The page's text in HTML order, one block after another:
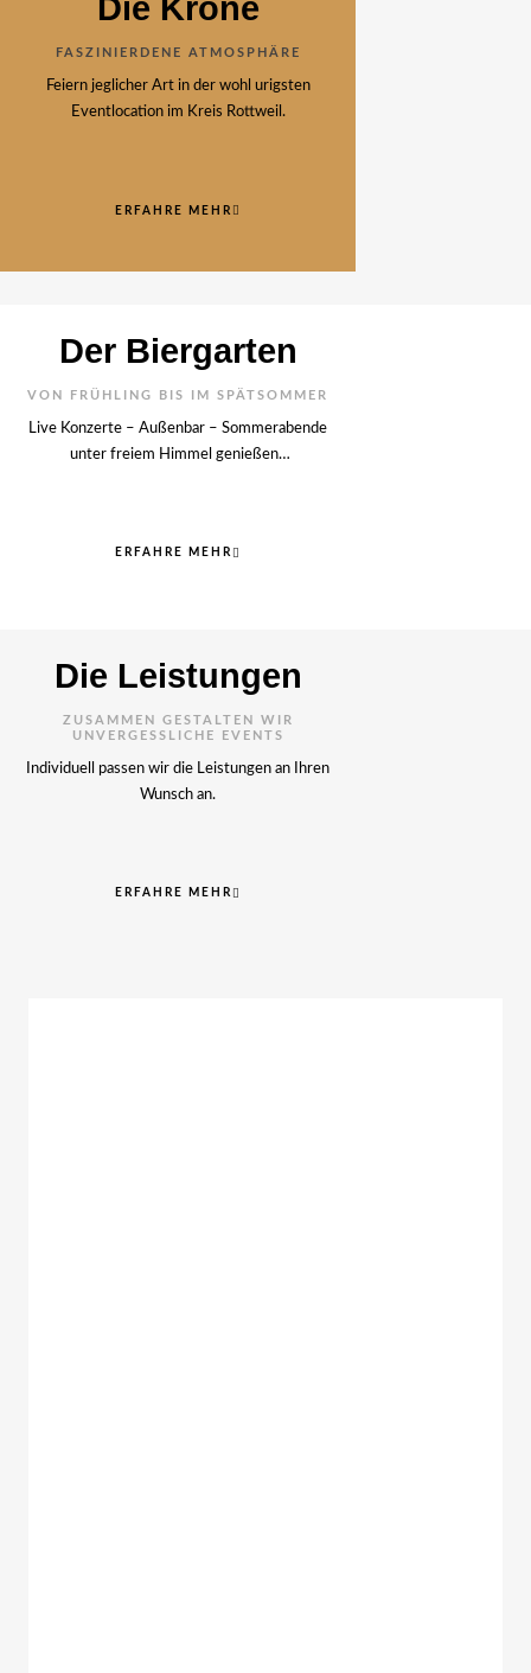
Die Krone
FASZINIERDENE ATMOSPHÄRE
Feiern jeglicher Art in der wohl urigsten
Eventlocation im Kreis Rottweil.
ERFAHRE MEHR
Der Biergarten
VON FRÜHLING BIS IM SPÄTSOMMER
Live Konzerte – Außenbar – Sommerabende
unter freiem Himmel genießen…
ERFAHRE MEHR
Die Leistungen
ZUSAMMEN GESTALTEN WIR
UNVERGESSLICHE EVENTS
Individuell passen wir die Leistungen an Ihren
Wunsch an.
ERFAHRE MEHR